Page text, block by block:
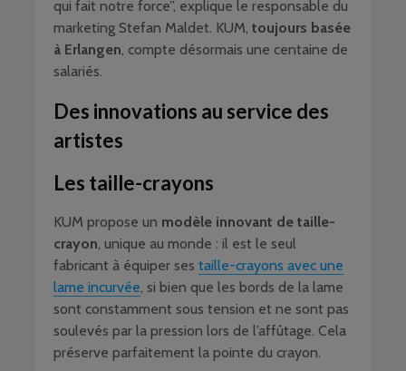
qui fait notre force”, explique le responsable du
marketing Stefan Maldet. KUM, toujours basée
à Erlangen, compte désormais une centaine de
salariés.
Des innovations au service des
artistes
Les taille-crayons
KUM propose un modèle innovant de taille-
crayon, unique au monde : il est le seul
fabricant à équiper ses taille-crayons avec une
lame incurvée, si bien que les bords de la lame
sont constamment sous tension et ne sont pas
soulevés par la pression lors de l’affûtage. Cela
préserve parfaitement la pointe du crayon.